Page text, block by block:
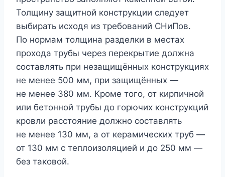
Толщину защитной конструкции следует
выбирать исходя из требований СНиПов.
По нормам толщина разделки в местах
прохода трубы через перекрытие должна
составлять при незащищённых конструкциях
не менее 500 мм, при защищённых —
не менее 380 мм. Кроме того, от кирпичной
или бетонной трубы до горючих конструкций
кровли расстояние должно составлять
не менее 130 мм, а от керамических труб —
от 130 мм с теплоизоляцией и до 250 мм —
без таковой.